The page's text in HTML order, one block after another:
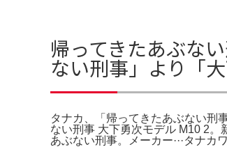
帰ってきたあぶな
ない刑事」より「
タナカ、「帰ってきたあぶない刑
ない刑事 大下勇次モデル M10 2
あぶない刑事。メーカー···タナカ